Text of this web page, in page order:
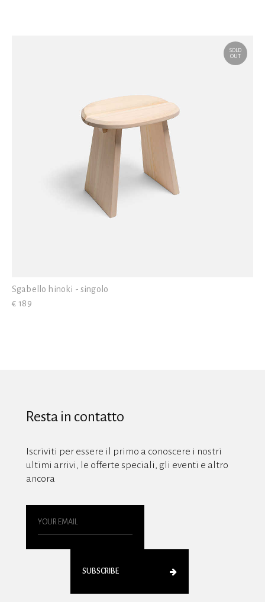
SOLD
OUT
Sgabello hinoki - singolo
€ 189
Resta in contatto
Iscriviti per essere il primo a conoscere i nostri
ultimi arrivi, le offerte speciali, gli eventi e altro
ancora
SUBSCRIBE